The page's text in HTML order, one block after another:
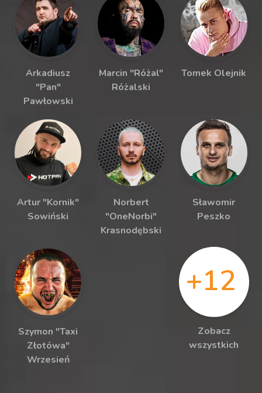
Arkadiusz
"Pan"
Pawłowski
Marcin "Różal"
Różalski
Tomek Olejnik
Artur "Kornik"
Sowiński
Norbert
"OneNorbi"
Krasnodębski
Sławomir
Peszko
Szymon "Taxi
Złotówa"
Wrzesień
+12
Zobacz
wszystkich